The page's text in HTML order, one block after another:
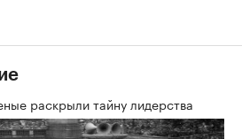
раскрыли тайну лидерства